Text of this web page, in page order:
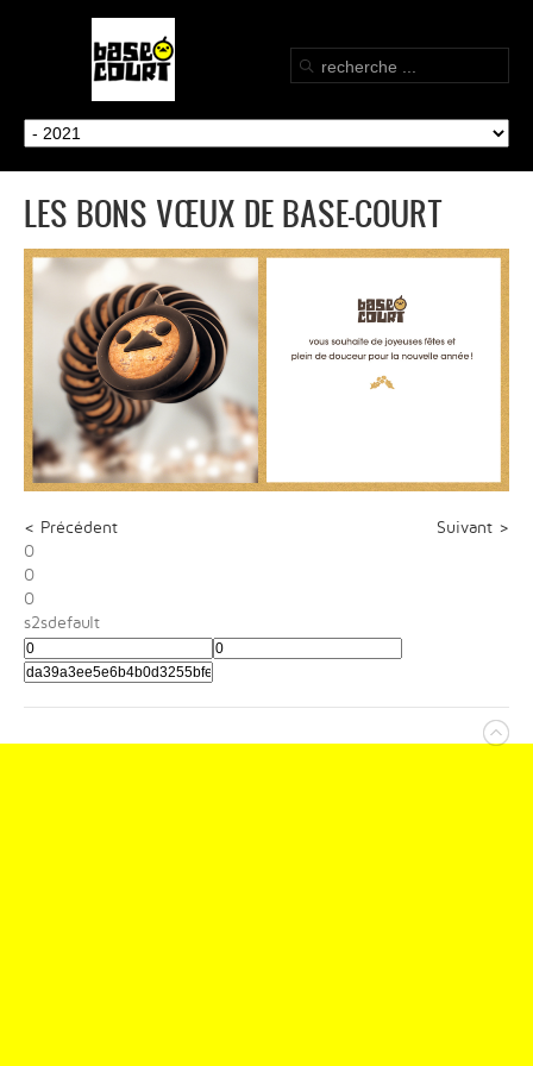
LES BONS VŒUX DE BASE-COURT
< Précédent
Suivant >
0
0
0
s2sdefault